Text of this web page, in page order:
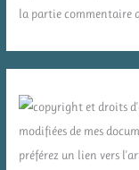
la partie commentaire
modifiées de mes
préférez un lien vers